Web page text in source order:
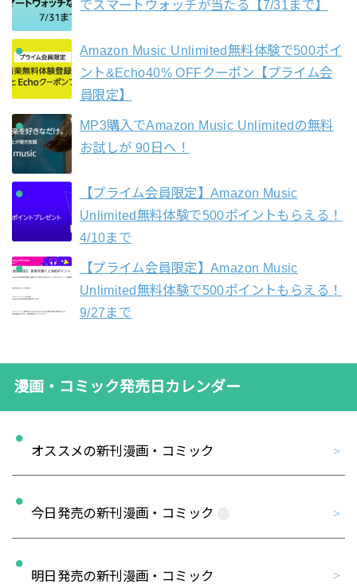
でスマートウォッチが当たる【7/31まで】
Amazon Music Unlimited無料体験で500ポイ
ント&Echo40% OFFクーポン【プライム会
員限定】
MP3購入でAmazon Music Unlimitedの無料
お試しが 90日へ！
【プライム会員限定】Amazon Music
Unlimited無料体験で500ポイントもらえる！
4/10まで
【プライム会員限定】Amazon Music
Unlimited無料体験で500ポイントもらえる！
9/27まで
漫画・コミック発売日カレンダー
オススメの新刊漫画・コミック
今日発売の新刊漫画・コミック
明日発売の新刊漫画・コミック